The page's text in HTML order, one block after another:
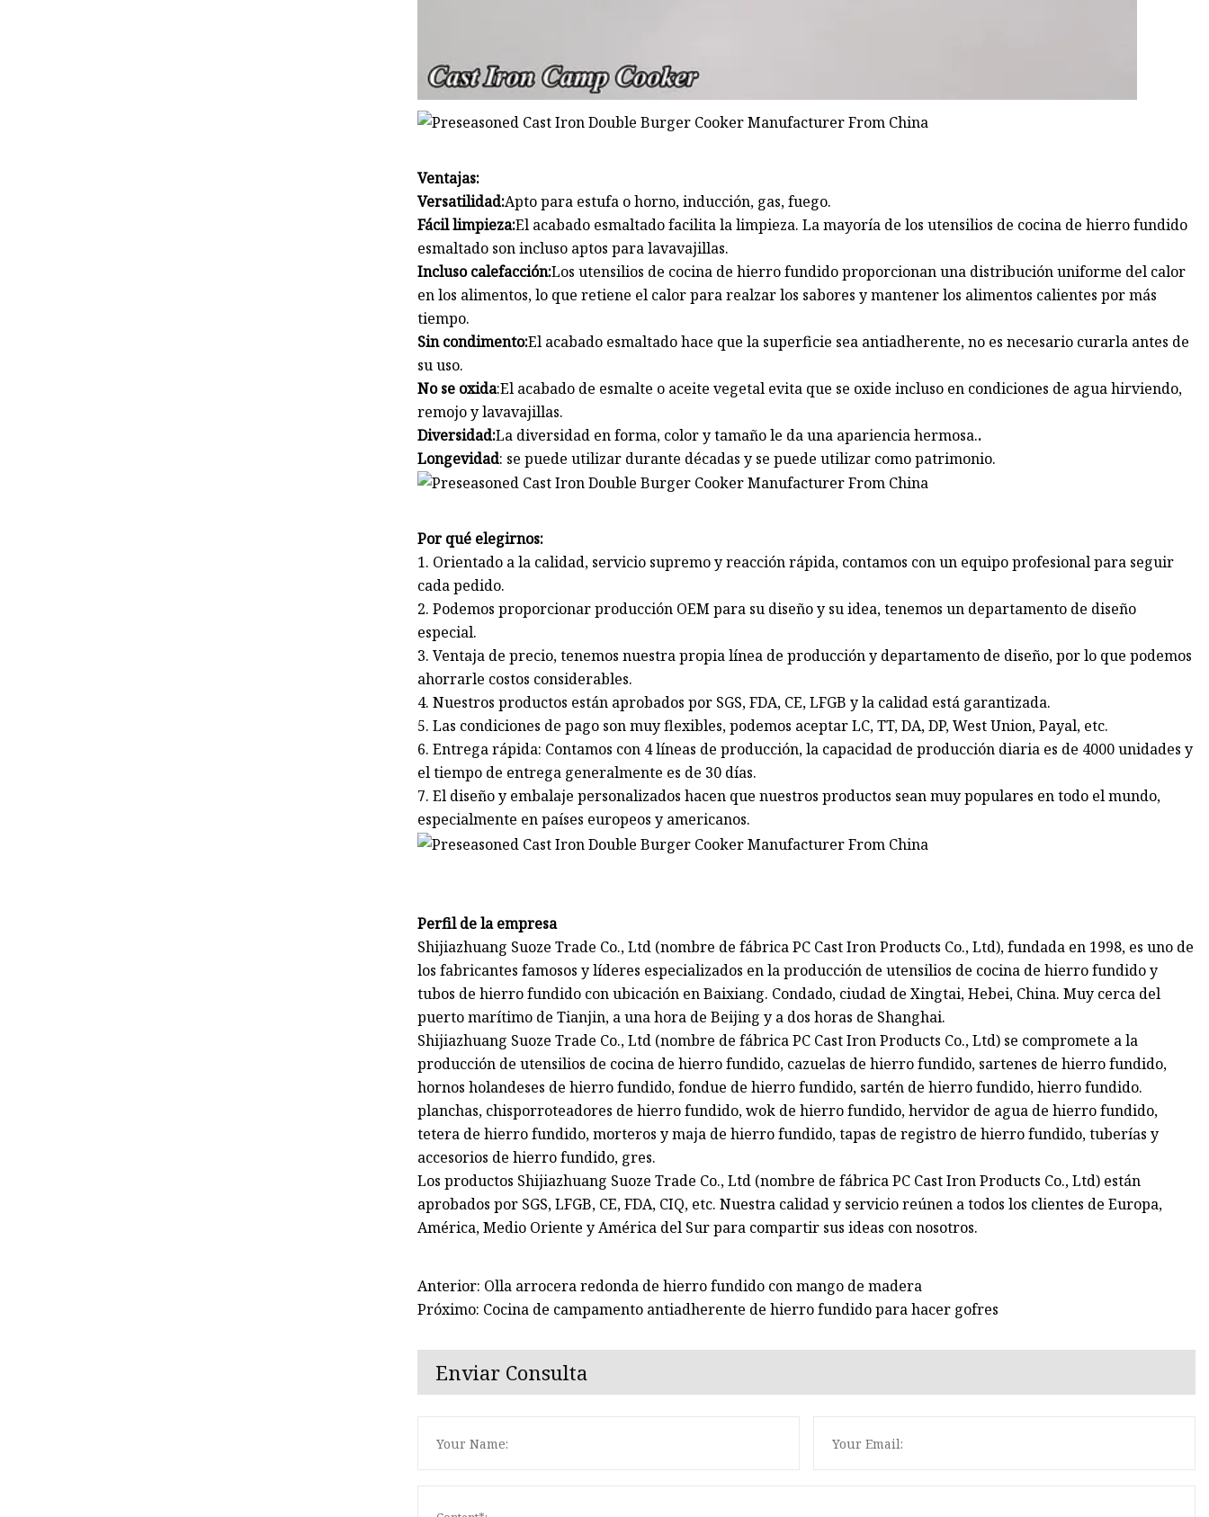
Ventajas:
Versatilidad:Apto para estufa o horno, inducción, gas, fuego.
Fácil limpieza:El acabado esmaltado facilita la limpieza. La mayoría de los utensilios de cocina de hierro fundido
esmaltado son incluso aptos para lavavajillas.
Incluso calefacción:Los utensilios de cocina de hierro fundido proporcionan una distribución uniforme del calor
en los alimentos, lo que retiene el calor para realzar los sabores y mantener los alimentos calientes por más
tiempo.
Sin condimento:El acabado esmaltado hace que la superficie sea antiadherente, no es necesario curarla antes de
su uso.
No se oxida:El acabado de esmalte o aceite vegetal evita que se oxide incluso en condiciones de agua hirviendo,
remojo y lavavajillas.
Diversidad:La diversidad en forma, color y tamaño le da una apariencia hermosa..
Longevidad: se puede utilizar durante décadas y se puede utilizar como patrimonio.
Por qué elegirnos:
1. Orientado a la calidad, servicio supremo y reacción rápida, contamos con un equipo profesional para seguir
cada pedido.
2. Podemos proporcionar producción OEM para su diseño y su idea, tenemos un departamento de diseño
especial.
3. Ventaja de precio, tenemos nuestra propia línea de producción y departamento de diseño, por lo que podemos
ahorrarle costos considerables.
4. Nuestros productos están aprobados por SGS, FDA, CE, LFGB y la calidad está garantizada.
5. Las condiciones de pago son muy flexibles, podemos aceptar LC, TT, DA, DP, West Union, Payal, etc.
6. Entrega rápida: Contamos con 4 líneas de producción, la capacidad de producción diaria es de 4000 unidades y
el tiempo de entrega generalmente es de 30 días.
7. El diseño y embalaje personalizados hacen que nuestros productos sean muy populares en todo el mundo,
especialmente en países europeos y americanos.
Perfil de la empresa
Shijiazhuang Suoze Trade Co., Ltd (nombre de fábrica PC Cast Iron Products Co., Ltd), fundada en 1998, es uno de
los fabricantes famosos y líderes especializados en la producción de utensilios de cocina de hierro fundido y
tubos de hierro fundido con ubicación en Baixiang. Condado, ciudad de Xingtai, Hebei, China. Muy cerca del
puerto marítimo de Tianjin, a una hora de Beijing y a dos horas de Shanghai.
Shijiazhuang Suoze Trade Co., Ltd (nombre de fábrica PC Cast Iron Products Co., Ltd) se compromete a la
producción de utensilios de cocina de hierro fundido, cazuelas de hierro fundido, sartenes de hierro fundido,
hornos holandeses de hierro fundido, fondue de hierro fundido, sartén de hierro fundido, hierro fundido.
planchas, chisporroteadores de hierro fundido, wok de hierro fundido, hervidor de agua de hierro fundido,
tetera de hierro fundido, morteros y maja de hierro fundido, tapas de registro de hierro fundido, tuberías y
accesorios de hierro fundido, gres.
Los productos Shijiazhuang Suoze Trade Co., Ltd (nombre de fábrica PC Cast Iron Products Co., Ltd) están
aprobados por SGS, LFGB, CE, FDA, CIQ, etc. Nuestra calidad y servicio reúnen a todos los clientes de Europa,
América, Medio Oriente y América del Sur para compartir sus ideas con nosotros.
Anterior: Olla arrocera redonda de hierro fundido con mango de madera
Próximo: Cocina de campamento antiadherente de hierro fundido para hacer gofres
Enviar Consulta